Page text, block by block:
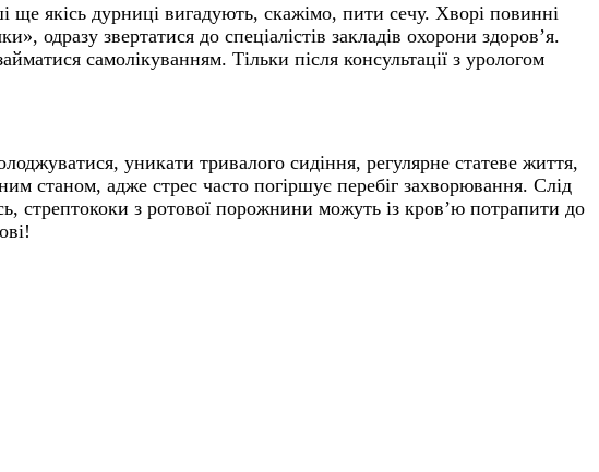
ще якісь дурниці вигадують, скажімо, пити сечу. Хворі повинні
одразу звертатися до спеціалістів закладів охорони здоров’я.
самолікуванням. Тільки після консультації з урологом
уникати тривалого сидіння, регулярне статеве життя,
станом, адже стрес часто погіршує перебіг захворювання. Слід
стрептококи з ротової порожнини можуть із кров’ю потрапити до